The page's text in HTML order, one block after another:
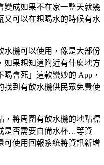
變成如果不在家一整天就幾
又可以在想喝水的時候有水
水機可以使用，像是大部份
如果想知道附近有什麼地方
會死」這款蠻妙的 App，
找到有飲水機供民眾免費使
，將周圍有飲水機的地點標
是否需要自備水杯…等資
可使用回報系統將資訊新增